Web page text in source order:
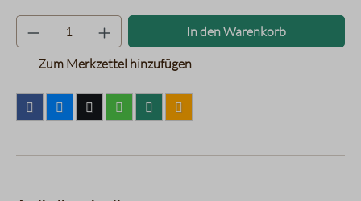
Produkt Anzahl: Gib den
In den Warenkorb
Zum Merkzettel hinzufügen